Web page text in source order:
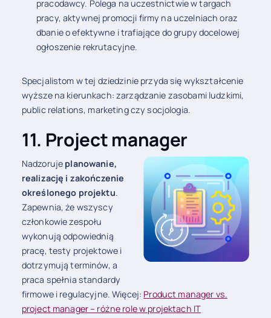
pracodawcy. Polega na uczestnictwie w targach
pracy, aktywnej promocji firmy na uczelniach oraz
dbanie o efektywne i trafiające do grupy docelowej
ogłoszenie rekrutacyjne.
Specjalistom w tej dziedzinie przyda się wykształcenie
wyższe na kierunkach: zarządzanie zasobami ludzkimi,
public relations, marketing czy socjologia.
11. Project manager
Nadzoruje planowanie,
realizację i zakończenie
określonego projektu.
Zapewnia, że wszyscy
członkowie zespołu
wykonują odpowiednią
pracę, testy projektowe i
dotrzymują terminów, a
praca spełnia standardy
firmowe i regulacyjne. Więcej: Product manager vs.
project manager – różne role w projektach IT